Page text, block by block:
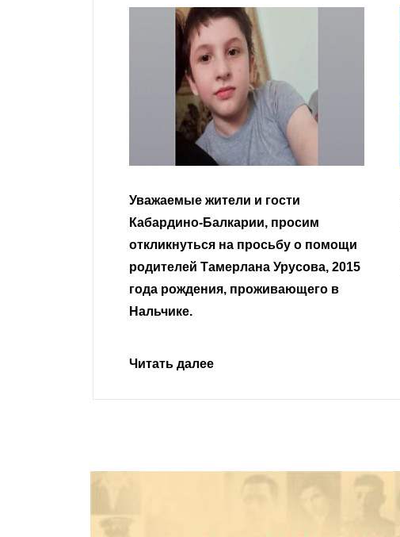
Уважаемые земляки и все
неравнодушные граждане.
Читать далее